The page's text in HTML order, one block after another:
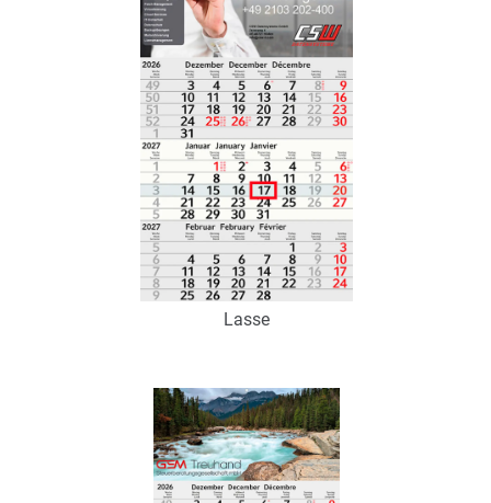
Zum Merkzettel hinzufügen
Lasse
Art.-Nr.: K53185
Verfügbar
Zum Merkzettel hinzufügen